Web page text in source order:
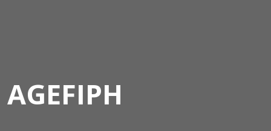
AGEFIPH